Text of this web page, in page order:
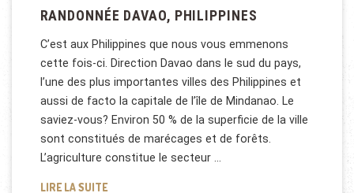
RANDONNÉE DAVAO, PHILIPPINES
C’est aux Philippines que nous vous emmenons
cette fois-ci. Direction Davao dans le sud du pays,
l’une des plus importantes villes des Philippines et
aussi de facto la capitale de l’île de Mindanao. Le
saviez-vous? Environ 50 % de la superficie de la ville
sont constitués de marécages et de forêts.
L’agriculture constitue le secteur …
LIRE LA SUITERANDONNÉE DAVAO, PHILIPPINES